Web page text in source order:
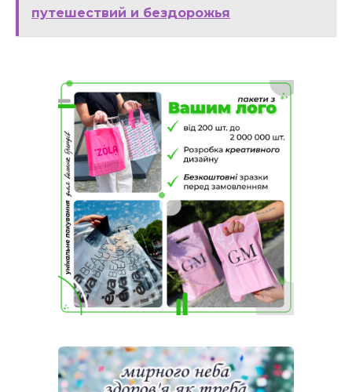
путешествий и бездорожья